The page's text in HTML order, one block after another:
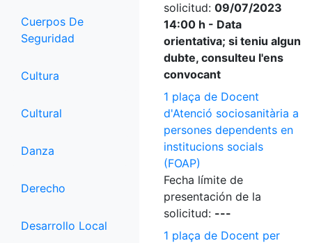
Cuerpos De
Seguridad
Cultura
Cultural
Danza
Derecho
Desarrollo Local
solicitud: 09/07/2023
14:00 h - Data
orientativa; si teniu algun
dubte, consulteu l'ens
convocant
1 plaça de Docent
d'Atenció sociosanitària a
persones dependents en
institucions socials
(FOAP)
Fecha límite de
presentación de la
solicitud: ---
1 plaça de Docent per